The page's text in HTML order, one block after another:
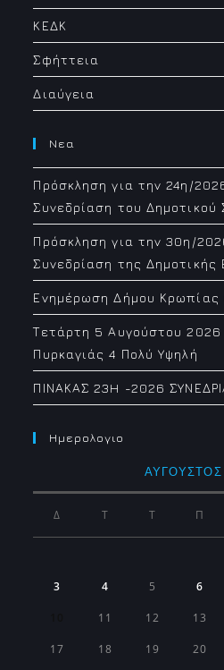
ΚΕΔΚ
Σφήττεια
Διαύγεια
Νεα
Πρόσκληση για την 24η/
Συνεδρίαση του Δημοτικού
Πρόσκληση για την 30η/
Συνεδρίαση της Δημοτικής
Ενημέρωση Δήμου Κρωπίας
Τετάρτη 5 Αυγούστου 2026
Πυρκαγιάς 4 Πολύ Υψηλή
ΠΙΝΑΚΑΣ 23H -2026
Ημερολογιο
ΑΎΓΟΥΣΤΟΣ
Δ Τ Τ Π
3 4 5 6
11 12 13
17 18 19 20